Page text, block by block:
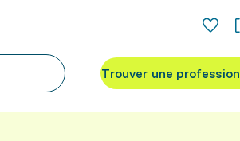
Trouver une profession